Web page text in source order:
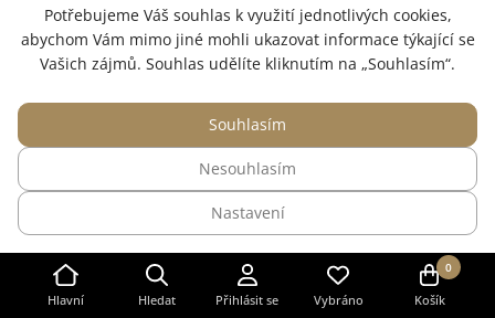
Hlavní Hledat Přihlásit se Vybráno
0
Košík
JSME V SOCIÁLNÍCH SÍTÍCH:
© 2015 — 2026, Internetový obchod se zdravotním oblečením InWhite.
Web vytvořilSago Group
Potřebujeme Váš souhlas k využití jednotlivých cookies,
abychom Vám mimo jiné mohli ukazovat informace týkající se
Vašich zájmů. Souhlas udělíte kliknutím na „Souhlasím“.
Nastavení
Nesouhlasím
Souhlasím